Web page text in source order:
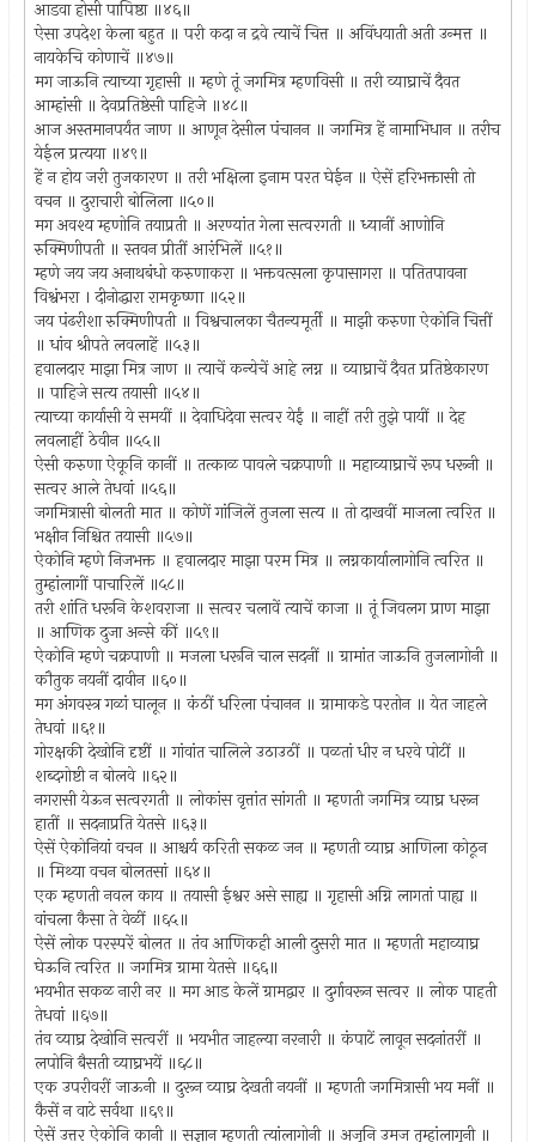
आडवा होसी पापिष्ठा ॥४६॥
ऐसा उपदेश केला बहुत ॥ परी कदा न द्रवे त्याचें चित्त ॥ अविंधयाती अती उन्मत्त ॥
नायकेचि कोणाचें ॥४७॥
मग जाऊनि त्याच्या गृहासी ॥ म्हणे तूं जगमित्र म्हणविसी ॥ तरी व्याघ्राचें दैवत
आम्हांसी ॥ देवप्रतिष्ठेसी पाहिजे ॥४८॥
आज अस्तमानपर्यंत जाण ॥ आणून देसील पंचानन ॥ जगमित्र हें नामाभिधान ॥ तरीच
येईल प्रत्यया ॥४९॥
हें न होय जरी तुजकारण ॥ तरी भक्षिला इनाम परत घेईन ॥ ऐसें हरिभक्तासी तो
वचन ॥ दुराचारी बोलिला ॥५०॥
मग अवश्य म्हणोनि तयाप्रती ॥ अरण्यांत गेला सत्वरगती ॥ ध्यानीं आणोनि
रुक्मिणीपती ॥ स्तवन प्रीतीं आरंभिलें ॥५१॥
म्हणे जय जय अनाथबंधो करुणाकरा ॥ भक्तवत्सला कृपासागरा ॥ पतितपावना
विश्वंभरा । दीनोद्धारा रामकृष्णा ॥५२॥
जय पंढरीशा रुक्मिणीपती ॥ विश्वचालका चैतन्यमूर्ती ॥ माझी करुणा ऐकोनि चित्तीं
॥ धांव श्रीपते लवलाहें ॥५३॥
हवालदार माझा मित्र जाण ॥ त्याचें कन्येचें आहे लग्न ॥ व्याघ्राचें दैवत प्रतिष्ठेकारण
॥ पाहिजे सत्य तयासी ॥५४॥
त्याच्या कार्यासी ये समयीं ॥ देवाधिदेवा सत्वर येईं ॥ नाहीं तरी तुझे पायीं ॥ देह
लवलाहीं ठेवीन ॥५५॥
ऐसी करुणा ऐकूनि कानीं ॥ तत्काळ पावले चक्रपाणी ॥ महाव्याघ्राचें रूप धरूनी ॥
सत्वर आले तेधवां ॥५६॥
जगमित्रासी बोलती मात ॥ कोणें गांजिलें तुजला सत्य ॥ तो दाखवीं माजला त्वरित ॥
भक्षीन निश्चित तयासी ॥५७॥
ऐकोनि म्हणे निजभक्त ॥ हवालदार माझा परम मित्र ॥ लग्नकार्यालागोनि त्वरित ॥
तुम्हांलागीं पाचारिलें ॥५८॥
तरी शांति धरूनि केशवराजा ॥ सत्वर चलावें त्याचें काजा ॥ तूं जिवलग प्राण माझा
॥ आणिक दुजा अन्से कीं ॥५९॥
ऐकोनि म्हणे चक्रपाणी ॥ मजला धरूनि चाल सदनीं ॥ ग्रामांत जाऊनि तुजलागोनी ॥
कौतुक नयनीं दावीन ॥६०॥
मग अंगवस्त्र गळां घालून ॥ कंठीं धरिला पंचानन ॥ ग्रामाकडे परतोन ॥ येत जाहले
तेधवां ॥६१॥
गोरक्षकी देखोनि दृष्टीं ॥ गांवांत चालिले उठाउठीं ॥ पळतां धीर न धरवे पोटीं ॥
शब्दगोष्टी न बोलवे ॥६२॥
नगरासी येऊन सत्वरगती ॥ लोकांस वृत्तांत सांगती ॥ म्हणती जगमित्र व्याघ्र धरून
हातीं ॥ सदनाप्रति येतसे ॥६३॥
ऐसें ऐकोनियां वचन ॥ आश्चर्य करिती सकळ जन ॥ म्हणती व्याघ्र आणिला कोठून
॥ मिथ्या वचन बोलतसां ॥६४॥
एक म्हणती नवल काय ॥ तयासी ईश्वर असे साह्य ॥ गृहासी अग्नि लागतां पाह्य ॥
वांचला कैसा ते वेळीं ॥६५॥
ऐसें लोक परस्परें बोलत ॥ तंव आणिकही आली दुसरी मात ॥ म्हणती महाव्याघ्र
घेऊनि त्वरित ॥ जगमित्र ग्रामा येतसे ॥६६॥
भयभीत सकळ नारी नर ॥ मग आड केलें ग्रामद्वार ॥ दुर्गावरून सत्वर ॥ लोक पाहती
तेधवां ॥६७॥
तंव व्याघ्र देखोनि सत्वरीं ॥ भयभीत जाहल्या नरनारी ॥ कंपाटें लावून सदनांतरीं ॥
लपोनि बैसती व्याघ्रभयें ॥६८॥
एक उपरीवरीं जाऊनी ॥ दुरून व्याघ्र देखती नयनीं ॥ म्हणती जगमित्रासी भय मनीं ॥
कैसें न वाटे सर्वथा ॥६९॥
ऐसें उत्तर ऐकोनि कानी ॥ सज्ञान म्हणती त्यांलागोनी ॥ अजूनि उमज तुम्हांलागूनी ॥